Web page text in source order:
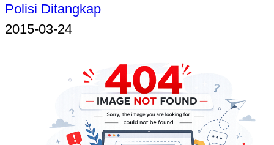
Polisi Ditangkap
2015-03-24